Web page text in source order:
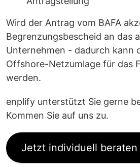
Wird der Antrag vom BAFA
Begrenzungsbescheid an das
Unternehmen - dadurch kann
Offshore-Netzumlage für das
werden.
enplify unterstützt Sie gerne
Kommen Sie auf uns zu.
Jetzt individuell